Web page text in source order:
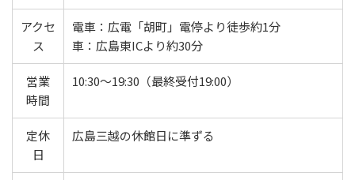
アクセ
ス
電車：広電「胡町」電停より徒歩約1分
車：広島東ICより約30分
営業
時間
10:30～19:30（最終受付19:00）
定休
日
広島三越の休館日に準ずる